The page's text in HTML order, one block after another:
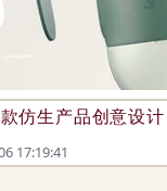
仿生产品创意设
17:19:41